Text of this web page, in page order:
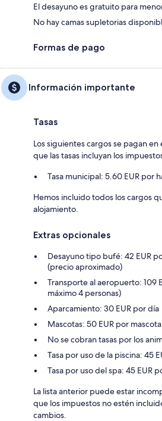
El desayuno es gratuito para
No hay camas supletorias
Formas de pago
Información importante
Tasas
Los siguientes cargos se pagan
que las tasas incluyan los
Tasa municipal: 5.60 EUR por
Hemos incluido todos los cargos
alojamiento.
Extras opcionales
Desayuno tipo bufé: 42 EUR
(precio aproximado)
Transporte al aeropuerto: 109
máximo 4 personas)
Aparcamiento: 30 EUR por día
Mascotas: 50 EUR por
No se cobran tasas por los
Tasa por uso de la piscina: 45
Tasa por uso del spa: 45 EUR
La lista anterior puede estar
que los impuestos no estén
cambios.